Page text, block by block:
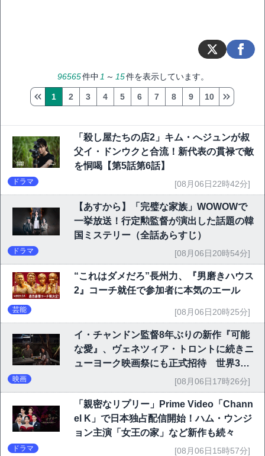
96565件中 1 ～ 15件を表示しています。
1 2 3 4 5 6 7 8 9 10
「殺し屋たちの店2」キム・へジュンが叔
父イ・ドンウクと合流！新代表の貫禄で敵
を恫喝【第5話第6話】
ドラマ [08月06日22時42分]
【あすから】「完璧な家族」WOWOWで
一挙放送！行定勲監督が演出した話題の韓
国ミステリー（全話あらすじ）
ドラマ [08月06日20時54分]
“これはダメだろ”長州力、『男磨きハウス
2』コーチ就任で参加者に本気のエール
芸能 [08月06日20時25分]
イ・チャンドン監督8年ぶりの新作『可能
な愛』、ヴェネツィア・トロントに続きニ
ューヨーク映画祭にも正式招待 世界3大
映画祭で快挙｜Netflix映画
映画 [08月06日17時26分]
「親密なリプリー」Prime Video「Chann
el K」で日本独占配信開始！ハム・ウンジ
ョン主演「女王の家」など新作も続々
ドラマ [08月06日15時57分]